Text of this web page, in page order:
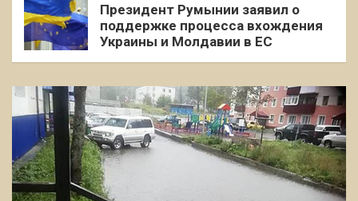
Президент Румынии заявил о
поддержке процесса вхождения
Украины и Молдавии в ЕС